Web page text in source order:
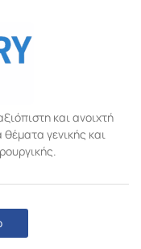
και ανοιχτή
θέματα γενικής και